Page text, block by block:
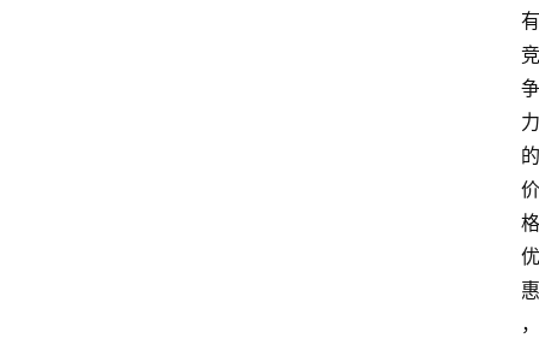
有
竞
争
力
的
价
格
优
惠
，